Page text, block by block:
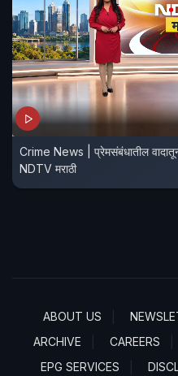
Crime News | प्रेमसंबंधातील
NDTV मराठी
ABOUT US
ARCHIVE
CAREERS
EPG SERVICES